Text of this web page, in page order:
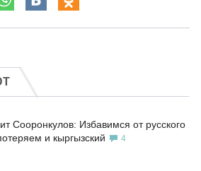
Сооронкулов: Избавимся от русского
и кыргызский
4